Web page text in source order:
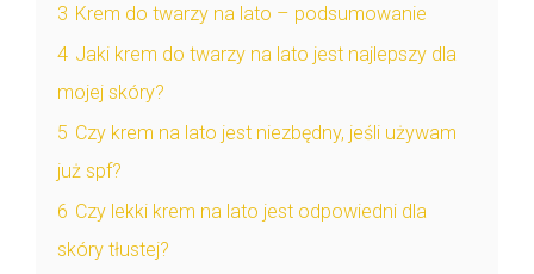
3 Krem do twarzy na lato – podsumowanie
4 Jaki krem do twarzy na lato jest najlepszy dla
mojej skóry?
5 Czy krem na lato jest niezbędny, jeśli używam
już spf?
6 Czy lekki krem na lato jest odpowiedni dla
skóry tłustej?